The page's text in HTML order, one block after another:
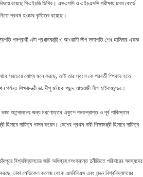
রয়েছে পিএইচডি ডিগ্রি। এসএসসি ও এইচএসসি পরীক্ষায় ঢাকা বোর্ডে
প্রথম হওয়ার কৃতিত্ব রয়েছে।
পদপ্রার্থী এটা প্রধানমন্ত্রী ও আওয়ামী লীগ সভাপতি শেখ হাসিনার একক
সবচেয়ে যোগ্য মনে করছে, তাই তার স্থলে কে পরবর্তী স্পিকার হতে
শিক্ষামন্ত্রী ডা. দীপু মনিকে পছন্দ আওয়ামী লীগ হাইকমান্ডের।
ভাষা আন্দোলনের জন্য মরণোত্তর একুশে পদকপ্রাপ্ত ও পূর্ব পাকিস্তান
দায়িত্ব পালন করেন। দেশের প্রথম নারী শিক্ষামন্ত্রী হিসাবে দায়িত্ব
বিশ্ববিদ্যালয়ের জমি অধিগ্রহণসংক্রান্ত দুর্নীতিতে পরিবারের সদস্যদের
ঢাকা মেডিকেল কলেজ থেকে এমবিবিএস এবং লন্ডন বিশ্ববিদ্যালয়ের